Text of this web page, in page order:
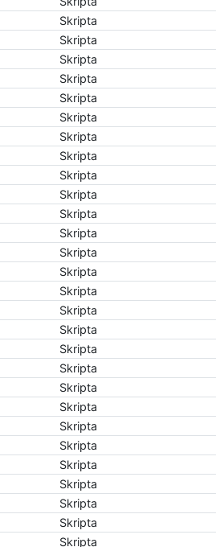
Skripta
Skripta
Skripta
Skripta
Skripta
Skripta
Skripta
Skripta
Skripta
Skripta
Skripta
Skripta
Skripta
Skripta
Skripta
Skripta
Skripta
Skripta
Skripta
Skripta
Skripta
Skripta
Skripta
Skripta
Skripta
Skripta
Skripta
Skripta